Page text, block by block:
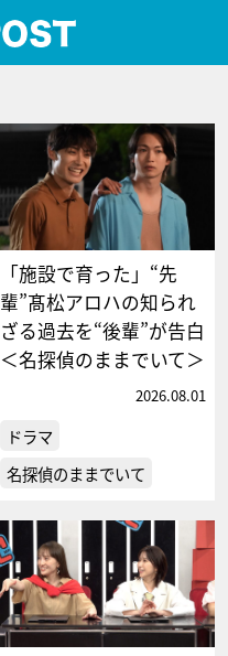
「施設で育った」“先
輩”髙松アロハの知られ
ざる過去を“後輩”が告白
＜名探偵のままでいて＞
2026.08.01
ドラマ
名探偵のままでいて